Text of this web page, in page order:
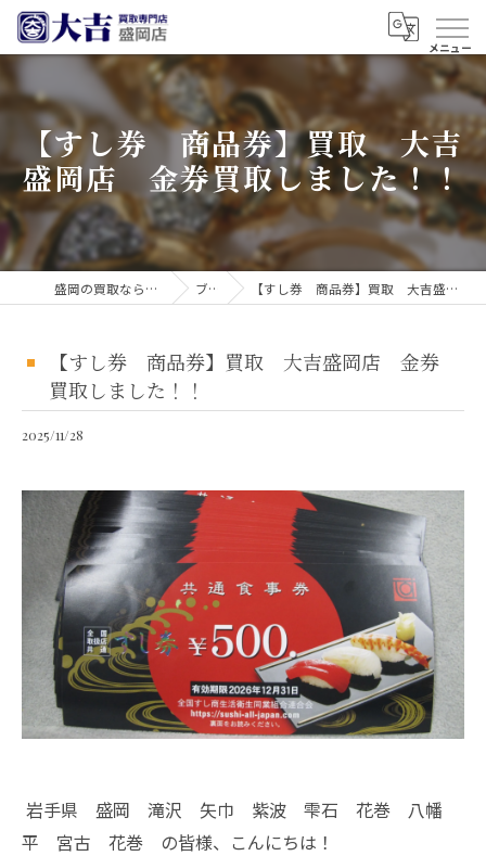
【すし券 商品券】買取 大吉
盛岡店 金券買取しました！！
盛岡の買取なら買取大吉 盛岡店 ブログ 【すし券 商品券】買取 大吉盛岡店 金券買取しました！！
【すし券 商品券】買取 大吉盛岡店 金券
買取しました！！
2025/11/28
岩手県 盛岡 滝沢 矢巾 紫波 雫石 花巻 八幡
平 宮古 花巻 の皆様、こんにちは！